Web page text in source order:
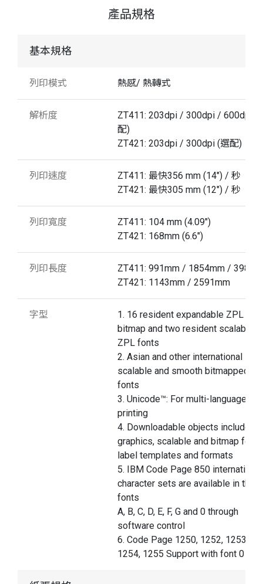
產品規格
基本規格
列印模式 熱感/ 熱轉式
解析度
ZT411: 203dpi / 300dpi / 600dpi(
配)
ZT421: 203dpi / 300dpi (選配)
列印速度
ZT411: 最快356 mm (14") / 秒
ZT421: 最快305 mm (12") / 秒
列印寬度
ZT411: 104 mm (4.09")
ZT421: 168mm (6.6")
列印長度
ZT411: 991mm / 1854mm /
ZT421: 1143mm / 2591mm
字型
1. 16 resident expandable ZPL II
bitmap and two resident scalable
ZPL fonts
2. Asian and other international
scalable and smooth bitmapped
fonts
3. Unicode™: For multi-language
printing
4. Downloadable objects include
graphics, scalable and bitmap
label templates and formats
5. IBM Code Page 850 international
character sets are available in the
fonts
A, B, C, D, E, F, G and 0 through
software control
6. Code Page 1250, 1252, 1253,
1254, 1255 Support with font 0